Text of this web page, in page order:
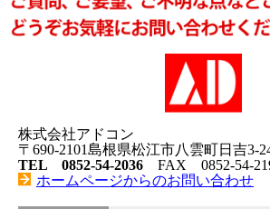
株式会社アドコン
〒690-2101島根県松江市八雲町日吉3-
TEL 0852-54-2036 FAX 0852-54-
ホームページからのお問い合わせ